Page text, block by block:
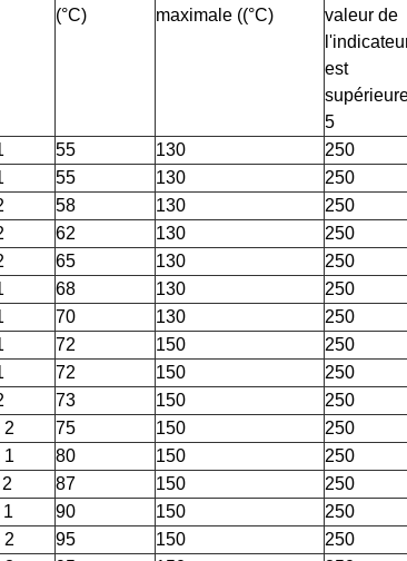
(°C)
maximale ((°C)
valeur de
est
5
55 130 250
55 130 250
58 130 250
62 130 250
65 130 250
68 130 250
70 130 250
72 150 250
72 150 250
73 150 250
2 75 150 250
1 80 150 250
87 150 250
1 90 150 250
2 95 150 250